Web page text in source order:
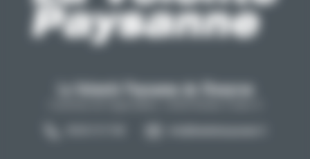
La Volonté Paysanne de l'Aveyron